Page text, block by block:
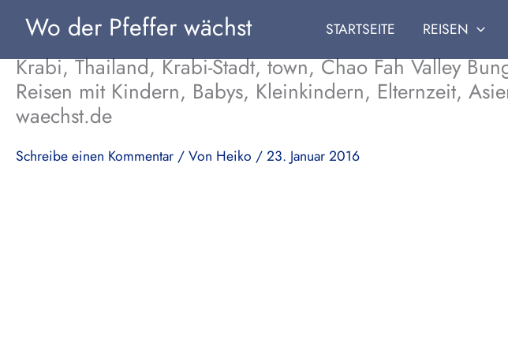
Inhalt
springen
Wo der Pfeffer wächst STARTSEITE REISEN
Krabi, Thailand, Krabi-Stadt, town, Chao Fah Valley
Reisen mit Kindern, Babys, Kleinkindern, Elternzeit,
waechst.de
Schreibe einen Kommentar/ Von Heiko /23. Januar 2016